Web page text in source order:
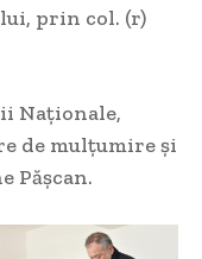
prin col. (r)
Naționale,
de mulțumire și
Pășcan.